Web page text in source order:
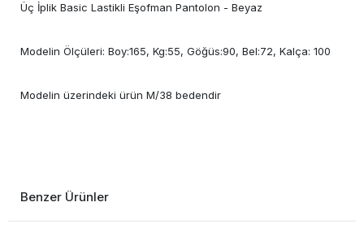
Üç İplik Basic Lastikli Eşofman Pantolon - Beyaz
Modelin Ölçüleri: Boy:165, Kg:55, Göğüs:90, Bel:72, Kalça: 100
Modelin üzerindeki ürün M/38 bedendir
Benzer Ürünler